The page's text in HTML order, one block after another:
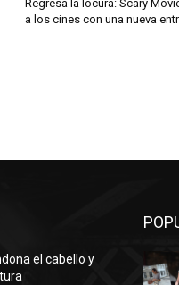
Regresa la locura: Scary
a los cines con una nueva
el cabello y